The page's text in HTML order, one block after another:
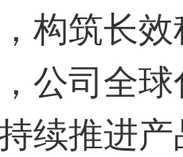
构筑长
公司全
续推进